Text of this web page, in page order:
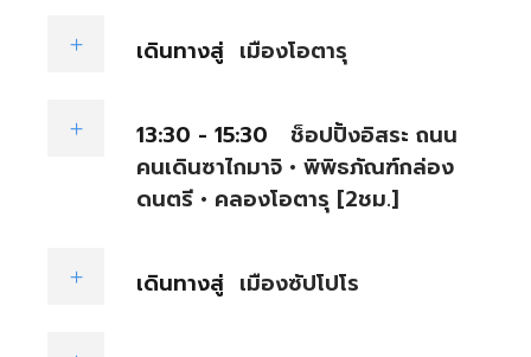
เดินทางสู่ เมืองโอตารุ
13:30 - 15:30
ช็อปปิ้งอิสระ ถนน
คนเดินซาไกมาจิ • พิพิธภัณฑ์กล่อง
ดนตรี • คลองโอตารุ [2ชม.]
เดินทางสู่ เมืองซัปโปโร